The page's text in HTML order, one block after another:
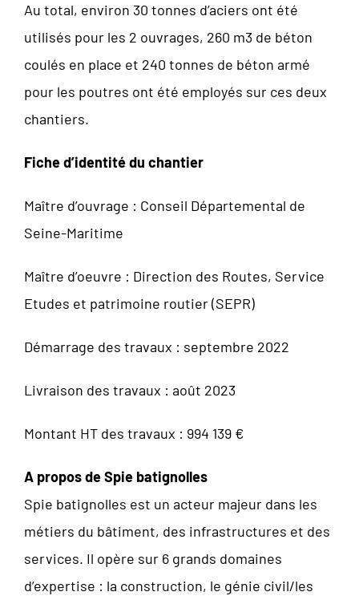
Au total, environ 30 tonnes d’aciers ont été
utilisés pour les 2 ouvrages, 260 m3 de béton
coulés en place et 240 tonnes de béton armé
pour les poutres ont été employés sur ces deux
chantiers.
Fiche d’identité du chantier
Maître d’ouvrage : Conseil Départemental de
Seine-Maritime
Maître d’oeuvre : Direction des Routes, Service
Etudes et patrimoine routier (SEPR)
Démarrage des travaux : septembre 2022
Livraison des travaux : août 2023
Montant HT des travaux : 994 139 €
A propos de Spie batignolles
Spie batignolles est un acteur majeur dans les
métiers du bâtiment, des infrastructures et des
services. Il opère sur 6 grands domaines
d’expertise : la construction, le génie civil/les